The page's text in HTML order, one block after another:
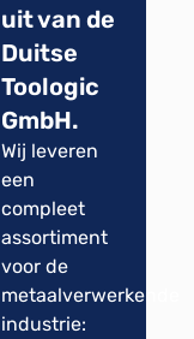
uit van de
Duitse
Toologic
GmbH.
Wij leveren
een
compleet
assortiment
voor de
metaalverwerkende
industrie: